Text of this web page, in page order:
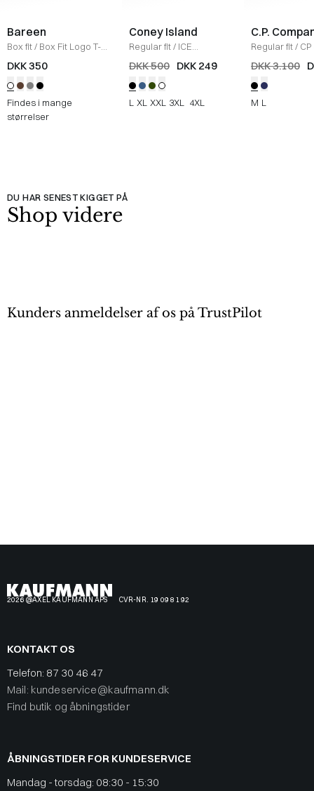
Bareen
Box fit/ Box Fit Logo T-
shirt /WHITE
DKK 350
Findes i mange
størrelser
Coney Island
Regular fit/ ICE
Sweatshirt
/BLACK
DKK 500 DKK 249
L XL XXL 3XL 4XL
C.P.
Regular fit/
Jakke
SORT
DKK 3.100
M L
DU HAR SENEST KIGGET PÅ
Shop videre
Kunders anmeldelser af os på TrustPilot
2026 @AXEL KAUFMANN APS CVR-NR. 19 09 81 92
KONTAKT OS
Telefon: 87 30 46 47
Mail: kundeservice@kaufmann.dk
Find butik og åbningstider
ÅBNINGSTIDER FOR KUNDESERVICE
Mandag - torsdag: 08:30 - 15:30